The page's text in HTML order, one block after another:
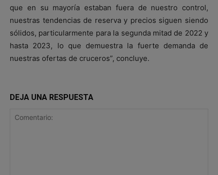
que en su mayoría estaban fuera de nuestro control,
nuestras tendencias de reserva y precios siguen siendo
sólidos, particularmente para la segunda mitad de 2022 y
hasta 2023, lo que demuestra la fuerte demanda de
nuestras ofertas de cruceros”, concluye.
DEJA UNA RESPUESTA